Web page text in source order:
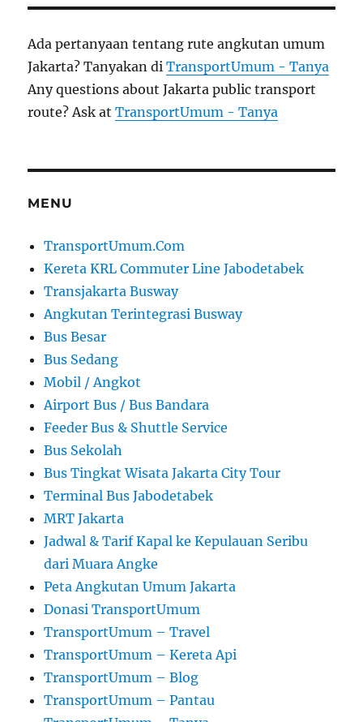
Ada pertanyaan tentang rute angkutan umum
Jakarta? Tanyakan diTransportUmum - Tanya
Any questions about Jakarta public transport
route? Ask atTransportUmum - Tanya
MENU
TransportUmum.Com
Kereta KRL Commuter Line Jabodetabek
Transjakarta Busway
Angkutan Terintegrasi Busway
Bus Besar
Bus Sedang
Mobil / Angkot
Airport Bus / Bus Bandara
Feeder Bus & Shuttle Service
Bus Sekolah
Bus Tingkat Wisata Jakarta City Tour
Terminal Bus Jabodetabek
MRT Jakarta
Jadwal & Tarif Kapal ke Kepulauan Seribu
dari Muara Angke
Peta Angkutan Umum Jakarta
Donasi TransportUmum
TransportUmum – Travel
TransportUmum – Kereta Api
TransportUmum – Blog
TransportUmum – Pantau